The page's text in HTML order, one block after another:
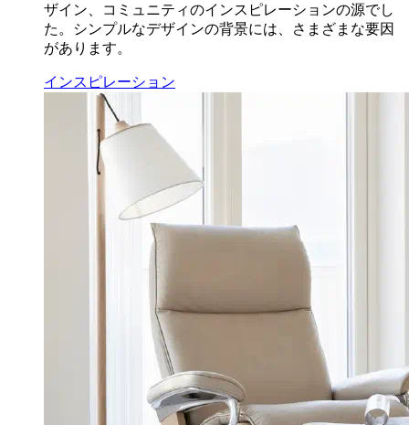
ザイン、コミュニティのインスピレーションの源でし
た。シンプルなデザインの背景には、さまざまな要因
があります。
インスピレーション